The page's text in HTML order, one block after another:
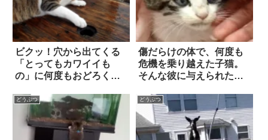
ビクッ！穴から出てくる
「とってもカワイイも
の」に何度もおどろくネ
傷だらけの体で、何度も
危機を乗り越えた子猫。
そんな彼に与えられた名
どうぶつ どうぶつ